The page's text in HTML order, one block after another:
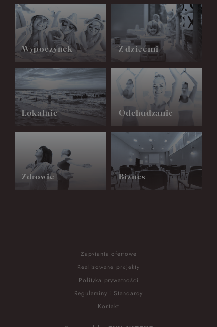
Wypoczynek Z dziećmi
Lokalnie Odchudzanie
Zdrowie Biznes
Zapytania ofertowe
Realizowane projekty
Polityka prywatności
Regulaminy i Standardy
Kontakt